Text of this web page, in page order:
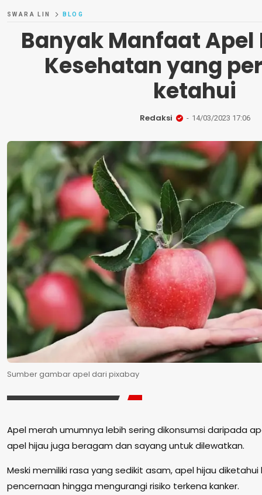
SWARA LIN BLOG
Banyak Manfaat Apel
Kesehatan yang
ketahui
Redaksi 14/03/2023 17:06
Sumber gambar apel dari pixabay
Apel merah umumnya lebih sering dikonsumsi daripada
apel hijau juga beragam dan sayang untuk dilewatkan.
Meski memiliki rasa yang sedikit asam, apel hijau
pencernaan hingga mengurangi risiko terkena kanker.